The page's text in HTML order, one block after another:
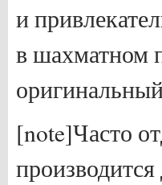
и
в шахматном
[note]Часто